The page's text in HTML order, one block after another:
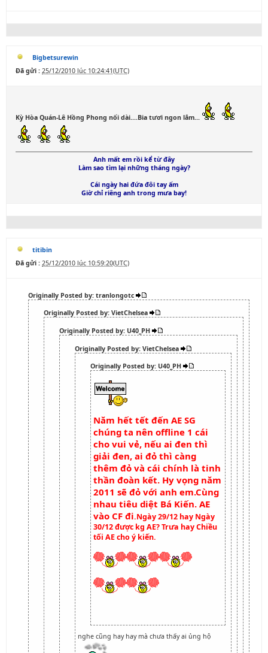
Bigbetsurewin
Đã gửi : 25/12/2010 lúc 10:24:41(UTC)
Kỳ Hòa Quán-Lê Hồng Phong nối dài....Bia tươi ngon lắm...
Anh mất em rồi kể từ đây
Làm sao tìm lại những tháng ngày?
Cái ngày hai đứa đôi tay ấm
Giờ chỉ riêng anh trong mưa bay!
titibin
Đã gửi : 25/12/2010 lúc 10:59:20(UTC)
Originally Posted by: tranlongotc
Originally Posted by: VietChelsea
Originally Posted by: U40_PH
Originally Posted by: VietChelsea
Originally Posted by: U40_PH
Năm hết tết đến AE SG
chúng ta nên offline 1 cái
cho vui vẻ, nếu ai đen thì
giải đen, ai đỏ thì càng
thêm đỏ và cái chính là tinh
thần đoàn kết. Hy vọng năm
2011 sẽ đỏ với anh em.Cùng
nhau tiêu diệt Bá Kiến. AE
vào CF đi.Ngày 29/12 hay Ngày
30/12 được kg AE? Trưa hay Chiều
tối AE cho ý kiến.
nghe cũng hay hay mà chưa thấy ai ủng hộ